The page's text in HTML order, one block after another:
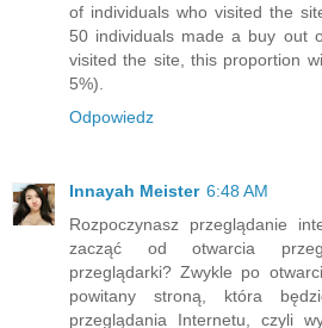
of individuals who visited the
50 individuals made a buy out
visited the site, this proportion
5%).
Odpowiedz
Innayah Meister 6:48 AM
Rozpoczynasz przeglądanie
zacząć od otwarcia
przeglądarki? Zwykle po
powitany stroną, która
przeglądania Internetu, czyli